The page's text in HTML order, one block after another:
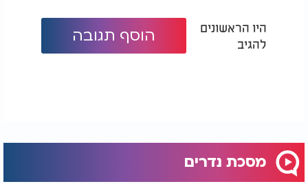
היו הראשונים
להגיב
הוסף תגובה
מסכת נדרים